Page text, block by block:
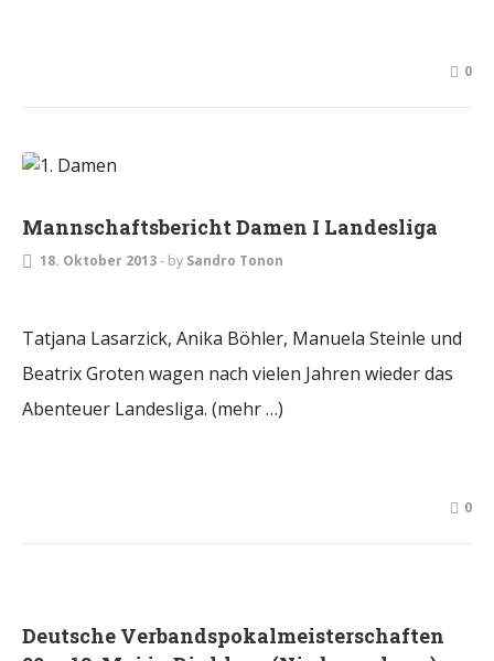
0
Mannschaftsbericht Damen I Landesliga
18. Oktober 2013- by Sandro Tonon
Tatjana Lasarzick, Anika Böhler, Manuela Steinle und
Beatrix Groten wagen nach vielen Jahren wieder das
Abenteuer Landesliga. (mehr …)
0
Deutsche Verbandspokalmeisterschaften